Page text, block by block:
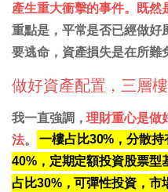
產生重大衝擊的事件。既然
重點是，平常是否已經做好
要逃命，資產損失是在所難
做好資產配置，三層
我一直強調，理財重心是做
法。
一樓占比30%，分散
40%，定期定額投資股票型
占比30%，可彈性投資，市